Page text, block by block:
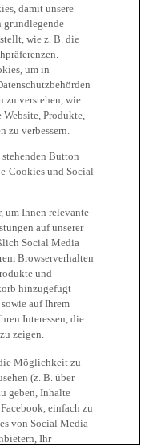
damit unsere
grundlegende
wie z. B. die
um in
zu verstehen, wie
Produkte,
zu verbessern.
Button
Cookies und Social
um Ihnen relevante
auf unserer
Social Media
Browserverhalten
und
hinzugefügt
auf Ihrem
Interessen, die
zeigen.
Möglichkeit zu
(z. B. über
geben, Inhalte
einfach zu
von Social Media-
Ihr